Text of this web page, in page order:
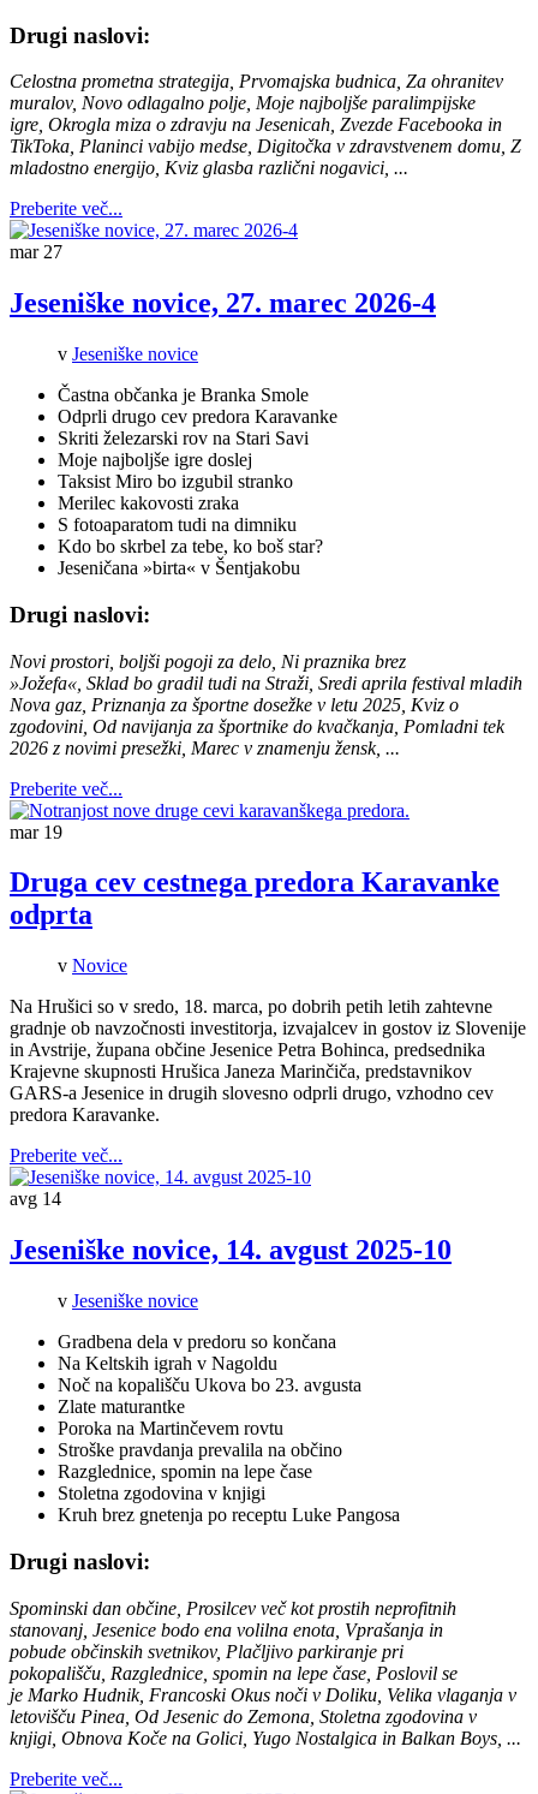
Drugi naslovi:
Celostna prometna strategija, Prvomajska budnica, Za ohranitev
muralov, Novo odlagalno polje, Moje najboljše paralimpijske
igre, Okrogla miza o zdravju na Jesenicah, Zvezde Facebooka in
TikToka, Planinci vabijo medse, Digitočka v zdravstvenem domu, Z
mladostno energijo, Kviz glasba različni nogavici, ...
Preberite več...
mar 27
Jeseniške novice, 27. marec 2026-4
v Jeseniške novice
Častna občanka je Branka Smole
Odprli drugo cev predora Karavanke
Skriti železarski rov na Stari Savi
Moje najboljše igre doslej
Taksist Miro bo izgubil stranko
Merilec kakovosti zraka
S fotoaparatom tudi na dimniku
Kdo bo skrbel za tebe, ko boš star?
Jeseničana »birta« v Šentjakobu
Drugi naslovi:
Novi prostori, boljši pogoji za delo, Ni praznika brez
»Jožefa«, Sklad bo gradil tudi na Straži, Sredi aprila festival mladih
Nova gaz, Priznanja za športne dosežke v letu 2025, Kviz o
zgodovini, Od navijanja za športnike do kvačkanja, Pomladni tek
2026 z novimi presežki, Marec v znamenju žensk, ...
Preberite več...
mar 19
Druga cev cestnega predora Karavanke
odprta
v Novice
Na Hrušici so v sredo, 18. marca, po dobrih petih letih zahtevne
gradnje ob navzočnosti investitorja, izvajalcev in gostov iz Slovenije
in Avstrije, župana občine Jesenice Petra Bohinca, predsednika
Krajevne skupnosti Hrušica Janeza Marinčiča, predstavnikov
GARS-a Jesenice in drugih slovesno odprli drugo, vzhodno cev
predora Karavanke.
Preberite več...
avg 14
Jeseniške novice, 14. avgust 2025-10
v Jeseniške novice
Gradbena dela v predoru so končana
Na Keltskih igrah v Nagoldu
Noč na kopališču Ukova bo 23. avgusta
Zlate maturantke
Poroka na Martinčevem rovtu
Stroške pravdanja prevalila na občino
Razglednice, spomin na lepe čase
Stoletna zgodovina v knjigi
Kruh brez gnetenja po receptu Luke Pangosa
Drugi naslovi:
Spominski dan občine, Prosilcev več kot prostih neprofitnih
stanovanj, Jesenice bodo ena volilna enota, Vprašanja in
pobude občinskih svetnikov, Plačljivo parkiranje pri
pokopališču, Razglednice, spomin na lepe čase, Poslovil se
je Marko Hudnik, Francoski Okus noči v Doliku, Velika vlaganja v
letovišču Pinea, Od Jesenic do Zemona, Stoletna zgodovina v
knjigi, Obnova Koče na Golici, Yugo Nostalgica in Balkan Boys, ...
Preberite več...